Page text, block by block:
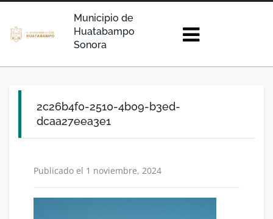
Municipio de
Huatabampo
Sonora
2c26b4f0-2510-4b09-b3ed-
dcaa27eea3e1
Publicado el 1 noviembre, 2024